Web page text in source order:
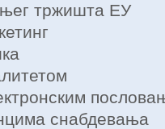
тржишта ЕУ
снабдевања